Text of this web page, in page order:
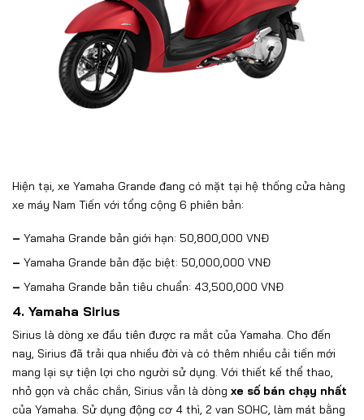
Hiện tại, xe Yamaha Grande đang có mặt tại hệ thống cửa hàng
xe máy Nam Tiến với tổng cộng 6 phiên bản:
– Yamaha Grande bản giới hạn: 50,800,000 VNĐ
– Yamaha Grande bản đặc biệt: 50,000,000 VNĐ
– Yamaha Grande bản tiêu chuẩn: 43,500,000 VNĐ
4. Yamaha Sirius
Sirius là dòng xe đầu tiên được ra mắt của Yamaha. Cho đến
nay, Sirius đã trải qua nhiều đời và có thêm nhiều cải tiến mới
mang lại sự tiện lợi cho người sử dụng. Với thiết kế thể thao,
nhỏ gọn và chắc chắn, Sirius vẫn là dòng xe số bán chạy nhất
của Yamaha. Sử dụng động cơ 4 thì, 2 van SOHC, làm mát bằng